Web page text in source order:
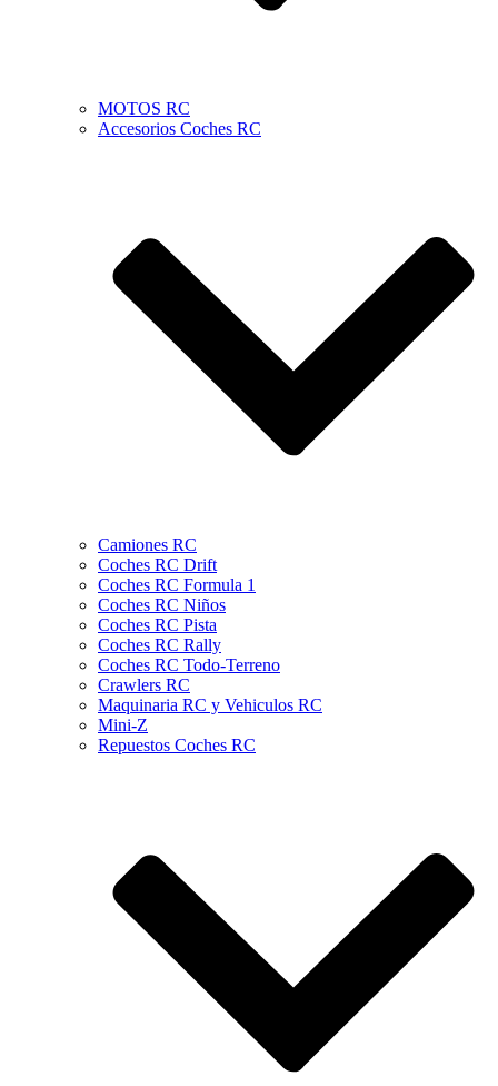
MOTOS RC
Accesorios Coches RC
Camiones RC
Coches RC Drift
Coches RC Formula 1
Coches RC Niños
Coches RC Pista
Coches RC Rally
Coches RC Todo-Terreno
Crawlers RC
Maquinaria RC y Vehiculos RC
Mini-Z
Repuestos Coches RC